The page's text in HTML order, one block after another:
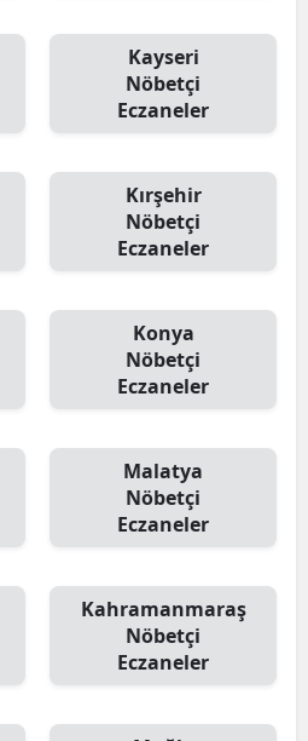
Kayseri
Nöbetçi
Eczaneler
Kırşehir
Nöbetçi
Eczaneler
Konya
Nöbetçi
Eczaneler
Malatya
Nöbetçi
Eczaneler
Kahramanmaraş
Nöbetçi
Eczaneler